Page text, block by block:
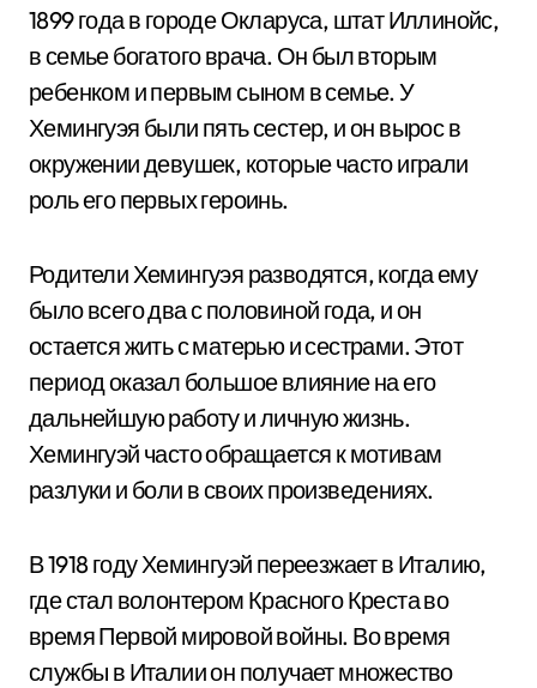
1899 года в городе Окларуса, штат Иллинойс,
в семье богатого врача. Он был вторым
ребенком и первым сыном в семье. У
Хемингуэя были пять сестер, и он вырос в
окружении девушек, которые часто играли
роль его первых героинь.
Родители Хемингуэя разводятся, когда ему
было всего два с половиной года, и он
остается жить с матерью и сестрами. Этот
период оказал большое влияние на его
дальнейшую работу и личную жизнь.
Хемингуэй часто обращается к мотивам
разлуки и боли в своих произведениях.
В 1918 году Хемингуэй переезжает в Италию,
где стал волонтером Красного Креста во
время Первой мировой войны. Во время
службы в Италии он получает множество